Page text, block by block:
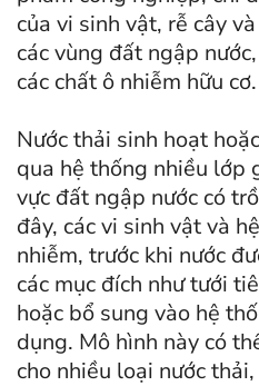
của vi sinh vật, rễ cây
các vùng đất ngập
các chất ô nhiễm hữu cơ.
Nước thải sinh hoạt
qua hệ thống nhiều lớp
vực đất ngập nước có
đây, các vi sinh vật và
nhiễm, trước khi nước
các mục đích như tưới
hoặc bổ sung vào hệ
dụng. Mô hình này có
cho nhiều loại nước